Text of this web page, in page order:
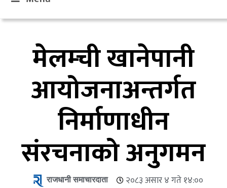
मेलम्ची खानेपानी
आयोजनाअन्तर्गत
निर्माणाधीन
संरचनाको अनुगमन
राजधानी समाचारदाता २०८३ असार ४ गते १४:००